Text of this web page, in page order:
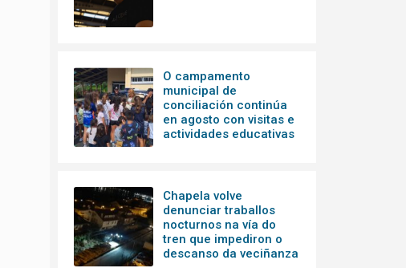
O campamento
municipal de
conciliación continúa
en agosto con visitas e
actividades educativas
Chapela volve
denunciar traballos
nocturnos na vía do
tren que impediron o
descanso da veciñanza